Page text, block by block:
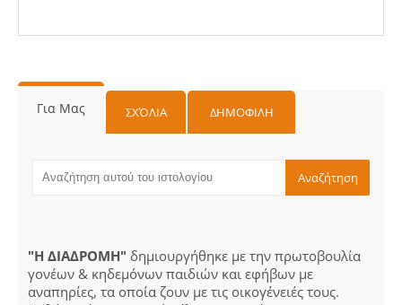
Για Μας ΣΧΌΛΙΑ ΔΗΜΟΦΙΛΗ
"Η ΔΙΑΔΡΟΜΗ" δημιουργήθηκε με την πρωτοβουλία
γονέων & κηδεμόνων παιδιών και εφήβων με
αναπηρίες, τα οποία ζουν με τις οικογένειές τους.